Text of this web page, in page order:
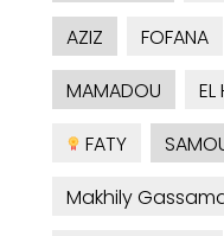
AZIZ
FOFANA
MAMADOU
FATY
Makhily